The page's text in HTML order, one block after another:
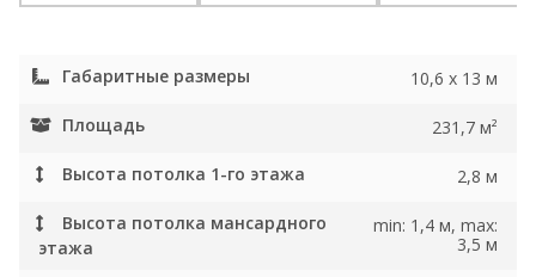
Габаритные размеры 10,6 x 13 м
Площадь 231,7 м²
Высота потолка 1-го этажа 2,8 м
Высота потолка мансардного
этажа
min: 1,4 м, max:
3,5 м